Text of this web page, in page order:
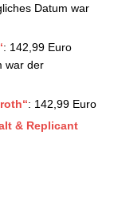
Datum war
: 142,99 Euro
war der
: 142,99 Euro
& Replicant